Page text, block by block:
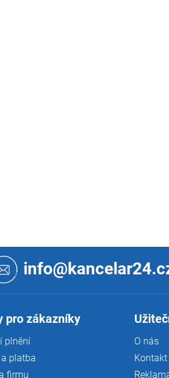
pro zákazníky
plnění
platba
firmu
O nás
Kontakt